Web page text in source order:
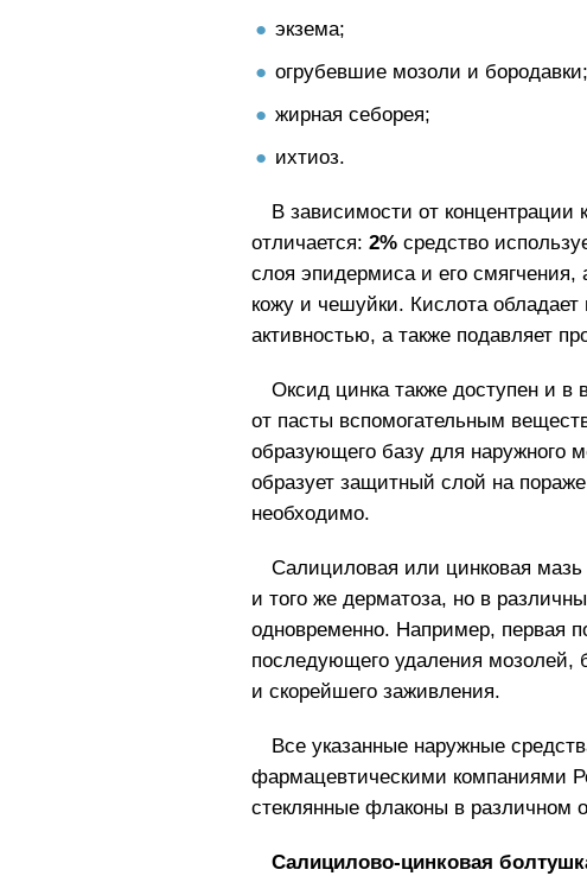
экзема;
огрубевшие мозоли и бородавки;
жирная себорея;
ихтиоз.
В зависимости от концентрации
отличается: 2% средство
слоя эпидермиса и его смягчения,
кожу и чешуйки. Кислота
активностью, а также подавляет
Оксид цинка также доступен и в
от пасты вспомогательным
образующего базу для наружного
образует защитный слой на
необходимо.
Салициловая или цинковая мазь
и того же дерматоза, но в
одновременно. Например, первая
последующего удаления мозолей,
и скорейшего заживления.
Все указанные наружные
фармацевтическими компаниями
стеклянные флаконы в различном
Салицилово-цинковая